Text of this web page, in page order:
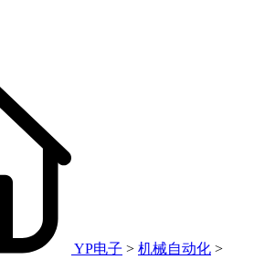
YP电子 > 机械自动化 >